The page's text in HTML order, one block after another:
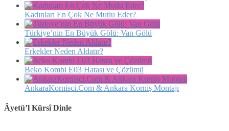
Kadınları En Çok Ne Mutlu Eder?
Türkiye’nin En Büyük Gölü: Van Gölü
Erkekler Neden Aldatır?
Beko Kombi E03 Hatası ve Çözümü
AnkaraKornisci.Com & Ankara Korniş Montajı
Âyetü’l Kürsî Dinle